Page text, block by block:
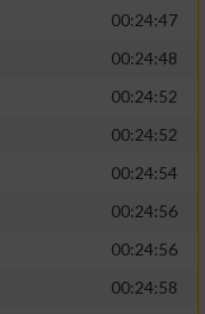
00:24:47
00:24:48
00:24:52
00:24:52
00:24:54
00:24:56
00:24:56
00:24:58